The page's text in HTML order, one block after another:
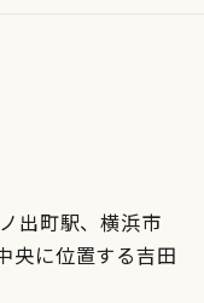
出町駅、横浜市
央に位置する吉田